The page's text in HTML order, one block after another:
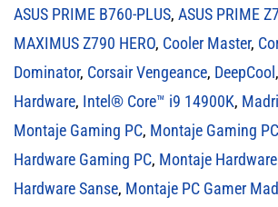
ASUS PRIME B760-PLUS, ASUS PRIME
MAXIMUS Z790 HERO, Cooler Master,
Dominator, Corsair Vengeance, DeepCool ,
Hardware, Intel® Core™ i9 14900K,
Montaje Gaming PC, Montaje Gaming
Hardware Gaming PC, Montaje
Hardware Sanse, Montaje PC Gamer